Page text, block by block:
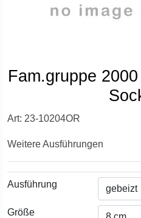
Fam.gruppe
Art: 23-10204OR
Weitere Ausführungen
Ausführung
Größe